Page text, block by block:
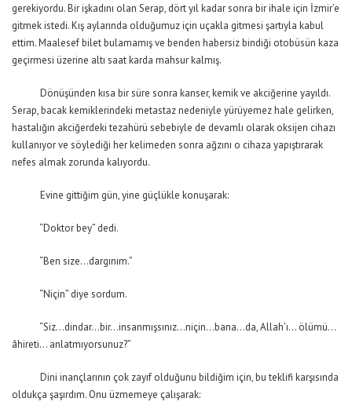
gerekiyordu. Bir işkadını olan Serap, dört yıl kadar sonra bir ihale için İzmir’e
gitmek istedi. Kış aylarında olduğumuz için uçakla gitmesi şartıyla kabul
ettim. Maalesef bilet bulamamış ve benden habersiz bindiği otobüsün kaza
geçirmesi üzerine altı saat karda mahsur kalmış.
Dönüşünden kısa bir süre sonra kanser, kemik ve akciğerine yayıldı.
Serap, bacak kemiklerindeki metastaz nedeniyle yürüyemez hale gelirken,
hastalığın akciğerdeki tezahürü sebebiyle de devamlı olarak oksijen cihazı
kullanıyor ve söylediği her kelimeden sonra ağzını o cihaza yapıştırarak
nefes almak zorunda kalıyordu.
Evine gittiğim gün, yine güçlükle konuşarak:
“Doktor bey” dedi.
“Ben size…dargınım.”
“Niçin” diye sordum.
“Siz…dindar…bir…insanmışsınız…niçin…bana…da, Allah’ı… ölümü…
âhireti… anlatmıyorsunuz?”
Dini inançlarının çok zayıf olduğunu bildiğim için, bu teklifi karşısında
oldukça şaşırdım. Onu üzmemeye çalışarak: